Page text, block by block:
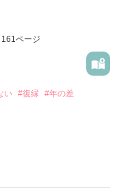
161ページ
い #復縁 #年の差